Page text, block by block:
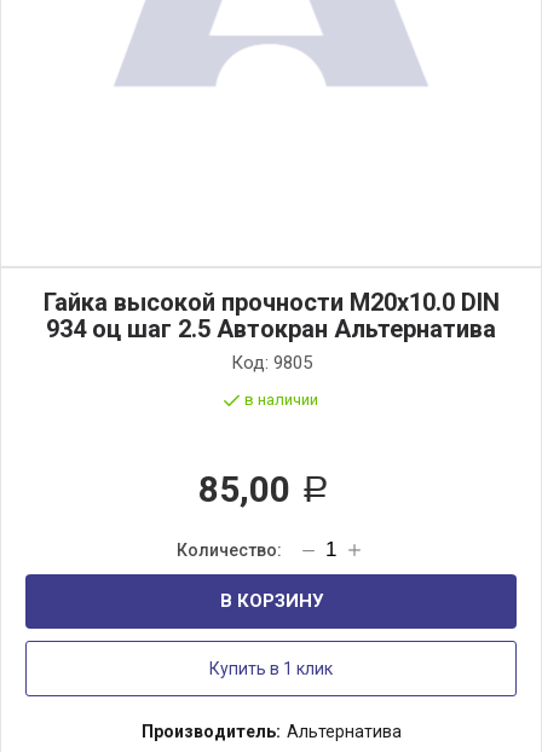
Гайка высокой прочности М20х10.0 DIN
934 оц шаг 2.5 Автокран Альтернатива
Код: 9805
в наличии
85,00 Р
В КОРЗИНУ
Купить в 1 клик
Производитель: Альтернатива